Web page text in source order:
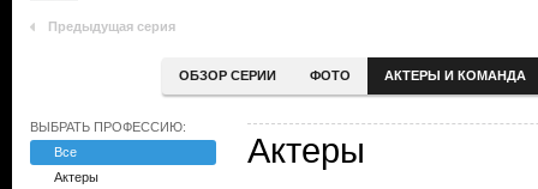
Предыдущая серия
ОБЗОР СЕРИИ ФОТО АКТЕРЫ И КОМАНДА
ВЫБРАТЬ ПРОФЕССИЮ:
Все
Актеры
Актеры